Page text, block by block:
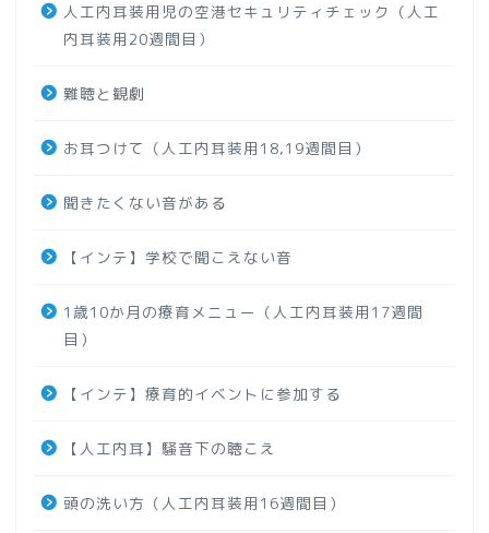
人工内耳装用児の空港セキュリティチェック（人工
内耳装用20週間目）
難聴と観劇
お耳つけて（人工内耳装用18,19週間目）
聞きたくない音がある
【インテ】学校で聞こえない音
1歳10か月の療育メニュー（人工内耳装用17週間
目）
【インテ】療育的イベントに参加する
【人工内耳】騒音下の聴こえ
頭の洗い方（人工内耳装用16週間目）